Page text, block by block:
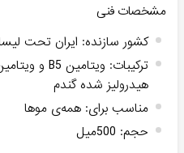
مشخصات فنی
کشور سازنده: ایران تحت
ترکیبات:
هیدرولیز شده گندم
مناسب برای: همه‌ی موها
حجم: 500میل